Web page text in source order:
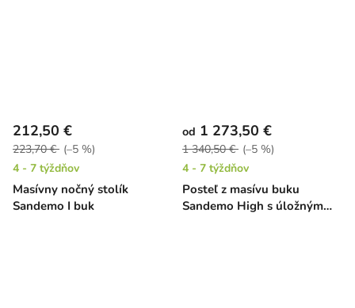
Masívny nočný stolík
Sandemo I buk
212,50 €
223,70 € (–5 %)
4 - 7 týždňov
Posteľ z masívu buku
Sandemo High s úložným
od 1 273,50 €
1 340,50 € (–5 %)
4 - 7 týždňov